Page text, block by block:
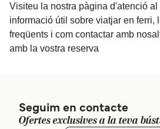
Visiteu la nostra pàgina d'atenció al
informació útil sobre viatjar en ferri,
freqüents i com contactar amb
amb la vostra reserva
Seguim en contacte
Ofertes exclusives a la teva